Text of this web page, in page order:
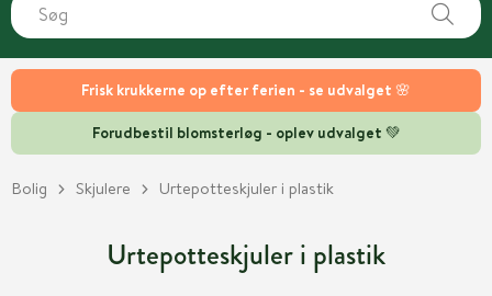
Frisk krukkerne op efter ferien - se udvalget 🌸
Forudbestil blomsterløg - oplev udvalget 💚
Bolig Skjulere Urtepotteskjuler i plastik
Urtepotteskjuler i plastik